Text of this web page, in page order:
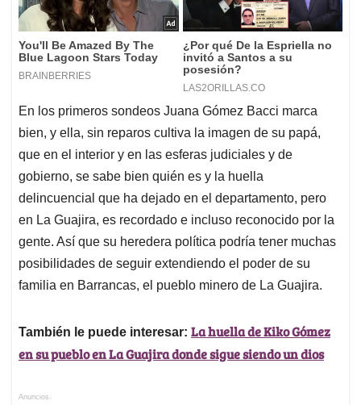
En los primeros sondeos Juana Gómez Bacci marca
bien, y ella, sin reparos cultiva la imagen de su papá,
que en el interior y en las esferas judiciales y de
gobierno, se sabe bien quién es y la huella
delincuencial que ha dejado en el departamento, pero
en La Guajira, es recordado e incluso reconocido por la
gente. Así que su heredera política podría tener muchas
posibilidades de seguir extendiendo el poder de su
familia en Barrancas, el pueblo minero de La Guajira.
También le puede interesar: La huella de Kiko Gómez
en su pueblo en La Guajira donde sigue siendo un dios
Anuncios.